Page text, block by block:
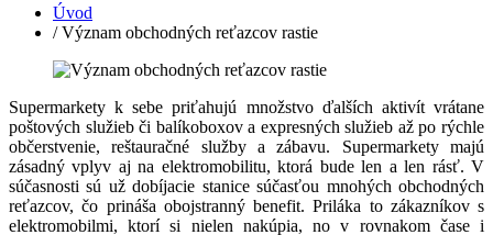
Úvod
/ Význam obchodných reťazcov rastie
Supermarkety k sebe priťahujú množstvo ďalších aktivít vrátane
poštových služieb či balíkoboxov a expresných služieb až po rýchle
občerstvenie, reštauračné služby a zábavu. Supermarkety majú
zásadný vplyv aj na elektromobilitu, ktorá bude len a len rásť. V
súčasnosti sú už dobíjacie stanice súčasťou mnohých obchodných
reťazcov, čo prináša obojstranný benefit. Priláka to zákazníkov s
elektromobilmi, ktorí si nielen nakúpia, no v rovnakom čase i